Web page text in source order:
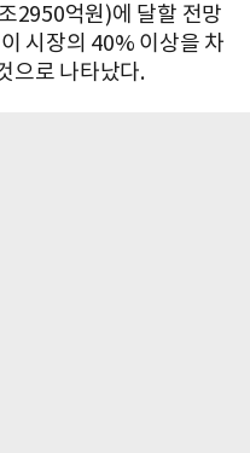
2950억원)에 달할 전망
시장의 40% 이상을 차
으로 나타났다.